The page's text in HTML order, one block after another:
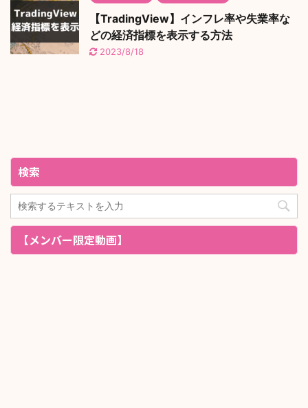
【TradingView】インフレ率や失業率な
どの経済指標を表示する方法
2023/8/18
検索
【メンバー限定動画】